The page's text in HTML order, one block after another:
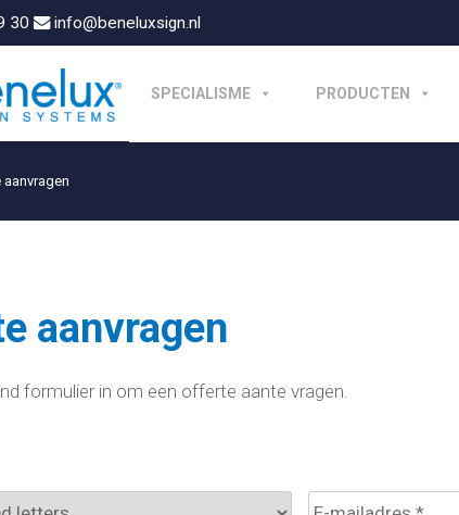
30 info@beneluxsign.nl
SPECIALISME PRODUCTEN
aanvragen
formulier in om een offerte aante vragen.
E-